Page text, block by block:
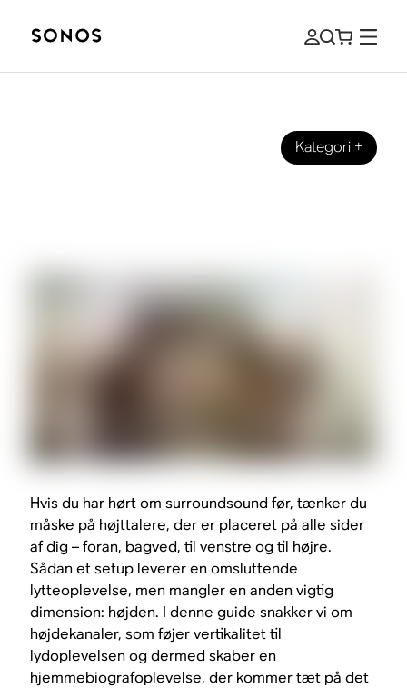
Kategori+
Hvis du har hørt om surroundsound før, tænker du
måske på højttalere, der er placeret på alle sider
af dig – foran, bagved, til venstre og til højre.
Sådan et setup leverer en omsluttende
lytteoplevelse, men mangler en anden vigtig
dimension: højden. I denne guide snakker vi om
højdekanaler, som føjer vertikalitet til
lydoplevelsen og dermed skaber en
hjemmebiografoplevelse, der kommer tæt på det